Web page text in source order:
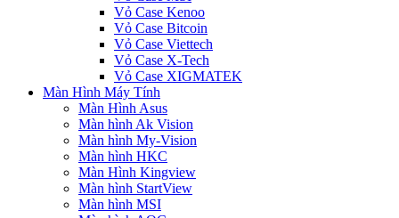
Vỏ Case Kenoo
Vỏ Case Bitcoin
Vỏ Case Viettech
Vỏ Case X-Tech
Vỏ Case XIGMATEK
Màn Hình Máy Tính
Màn Hình Asus
Màn hình Ak Vision
Màn hình My-Vision
Màn hình HKC
Màn Hình Kingview
Màn hình StartView
Màn hình MSI